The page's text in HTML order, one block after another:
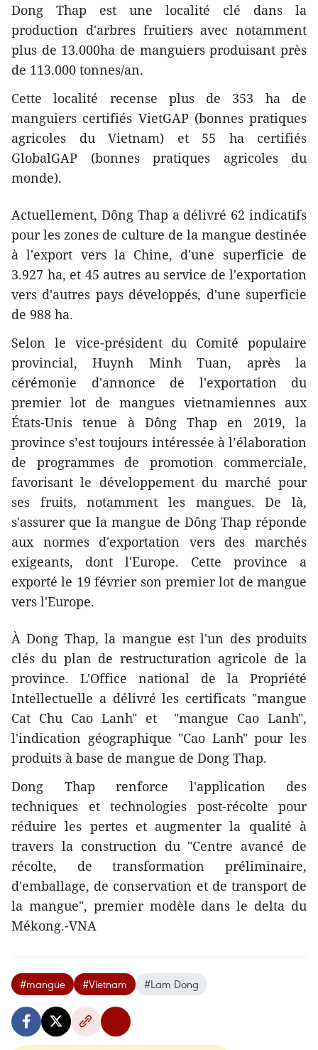
Dong Thap est une localité clé dans la
production d'arbres fruitiers avec notamment
plus de 13.000ha de manguiers produisant près
de 113.000 tonnes/an.
Cette localité recense plus de 353 ha de
manguiers certifiés VietGAP (bonnes pratiques
agricoles du Vietnam) et 55 ha certifiés
GlobalGAP (bonnes pratiques agricoles du
monde).
Actuellement, Dông Thap a délivré 62 indicatifs
pour les zones de culture de la mangue destinée
à l'export vers la Chine, d'une superficie de
3.927 ha, et 45 autres au service de l'exportation
vers d'autres pays développés, d'une superficie
de 988 ha.
Selon le vice-président du Comité populaire
provincial, Huynh Minh Tuan, après la
cérémonie d'annonce de l'exportation du
premier lot de mangues vietnamiennes aux
États-Unis tenue à Dông Thap en 2019, la
province s’est toujours intéressée à l’élaboration
de programmes de promotion commerciale,
favorisant le développement du marché pour
ses fruits, notamment les mangues. De là,
s'assurer que la mangue de Dông Thap réponde
aux normes d'exportation vers des marchés
exigeants, dont l'Europe. Cette province a
exporté le 19 février son premier lot de mangue
vers l'Europe.
À Dong Thap, la mangue est l'un des produits
clés du plan de restructuration agricole de la
province. L'Office national de la Propriété
Intellectuelle a délivré les certificats "mangue
Cat Chu Cao Lanh" et "mangue Cao Lanh",
l'indication géographique "Cao Lanh" pour les
produits à base de mangue de Dong Thap.
Dong Thap renforce l'application des
techniques et technologies post-récolte pour
réduire les pertes et augmenter la qualité à
travers la construction du "Centre avancé de
récolte, de transformation préliminaire,
d'emballage, de conservation et de transport de
la mangue", premier modèle dans le delta du
Mékong.-VNA
#mangue #Vietnam #Lam Dong